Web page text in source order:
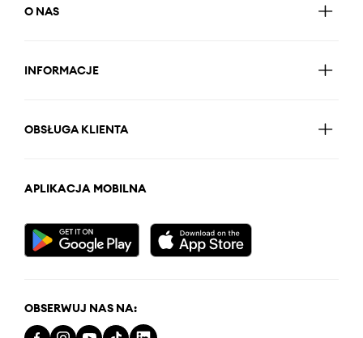
O NAS
INFORMACJE
OBSŁUGA KLIENTA
APLIKACJA MOBILNA
OBSERWUJ NAS NA: